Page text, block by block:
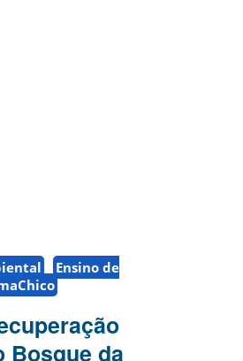
Ensino de
Bosque da